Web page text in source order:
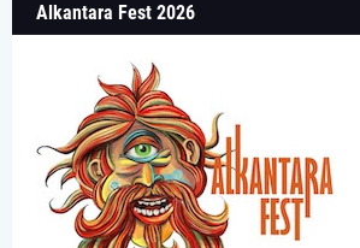
Alkantara Fest 2026